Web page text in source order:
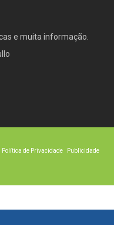
e muita informação.
Política de Privacidade Publicidade